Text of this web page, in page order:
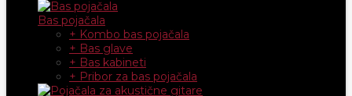
Bas pojačala
+ Kombo bas pojačala
+ Bas glave
+ Bas kabineti
+ Pribor za bas pojačala